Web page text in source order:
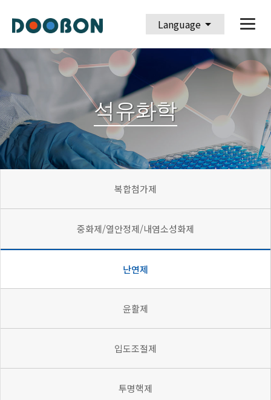
Language arrow_drop_down
석유화학
복합첨가제
중화제/열안정제/내염소성화제
난연제
윤활제
입도조절제
투명핵제